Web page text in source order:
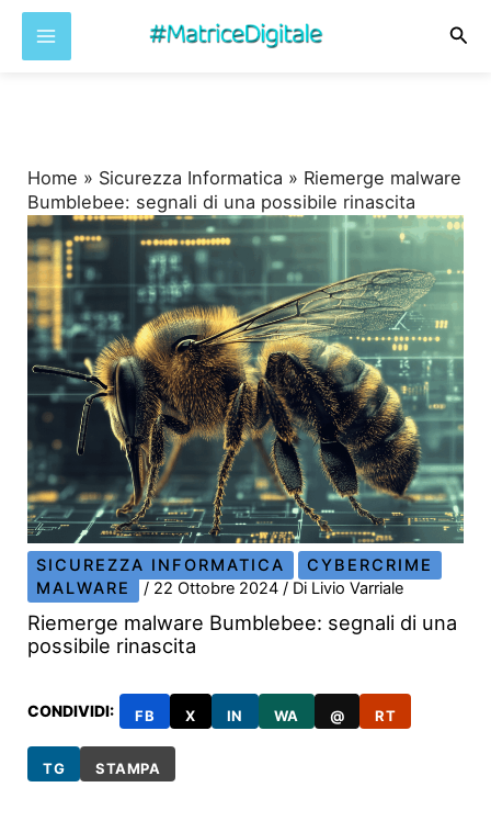
Home » Sicurezza Informatica » Riemerge malware
Bumblebee: segnali di una possibile rinascita
SICUREZZA INFORMATICA
CYBERCRIME
MALWARE
/ 22 Ottobre 2024/ Di Livio Varriale
Riemerge malware Bumblebee: segnali di una
possibile rinascita
CONDIVIDI: FB X IN WA @ RT
TG STAMPA